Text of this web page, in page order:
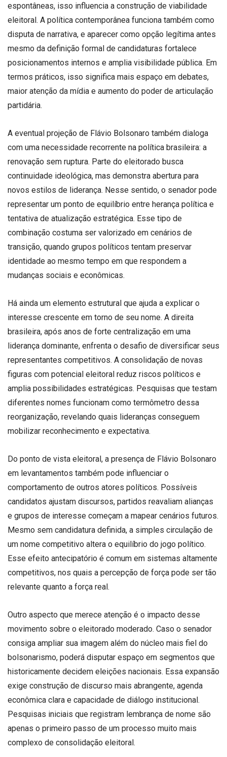
espontâneas, isso influencia a construção de viabilidade
eleitoral. A política contemporânea funciona também como
disputa de narrativa, e aparecer como opção legítima antes
mesmo da definição formal de candidaturas fortalece
posicionamentos internos e amplia visibilidade pública. Em
termos práticos, isso significa mais espaço em debates,
maior atenção da mídia e aumento do poder de articulação
partidária.
A eventual projeção de Flávio Bolsonaro também dialoga
com uma necessidade recorrente na política brasileira: a
renovação sem ruptura. Parte do eleitorado busca
continuidade ideológica, mas demonstra abertura para
novos estilos de liderança. Nesse sentido, o senador pode
representar um ponto de equilíbrio entre herança política e
tentativa de atualização estratégica. Esse tipo de
combinação costuma ser valorizado em cenários de
transição, quando grupos políticos tentam preservar
identidade ao mesmo tempo em que respondem a
mudanças sociais e econômicas.
Há ainda um elemento estrutural que ajuda a explicar o
interesse crescente em torno de seu nome. A direita
brasileira, após anos de forte centralização em uma
liderança dominante, enfrenta o desafio de diversificar seus
representantes competitivos. A consolidação de novas
figuras com potencial eleitoral reduz riscos políticos e
amplia possibilidades estratégicas. Pesquisas que testam
diferentes nomes funcionam como termômetro dessa
reorganização, revelando quais lideranças conseguem
mobilizar reconhecimento e expectativa.
Do ponto de vista eleitoral, a presença de Flávio Bolsonaro
em levantamentos também pode influenciar o
comportamento de outros atores políticos. Possíveis
candidatos ajustam discursos, partidos reavaliam alianças
e grupos de interesse começam a mapear cenários futuros.
Mesmo sem candidatura definida, a simples circulação de
um nome competitivo altera o equilíbrio do jogo político.
Esse efeito antecipatório é comum em sistemas altamente
competitivos, nos quais a percepção de força pode ser tão
relevante quanto a força real.
Outro aspecto que merece atenção é o impacto desse
movimento sobre o eleitorado moderado. Caso o senador
consiga ampliar sua imagem além do núcleo mais fiel do
bolsonarismo, poderá disputar espaço em segmentos que
historicamente decidem eleições nacionais. Essa expansão
exige construção de discurso mais abrangente, agenda
econômica clara e capacidade de diálogo institucional.
Pesquisas iniciais que registram lembrança de nome são
apenas o primeiro passo de um processo muito mais
complexo de consolidação eleitoral.